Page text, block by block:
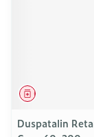
Geneesmiddel
Duspatalin